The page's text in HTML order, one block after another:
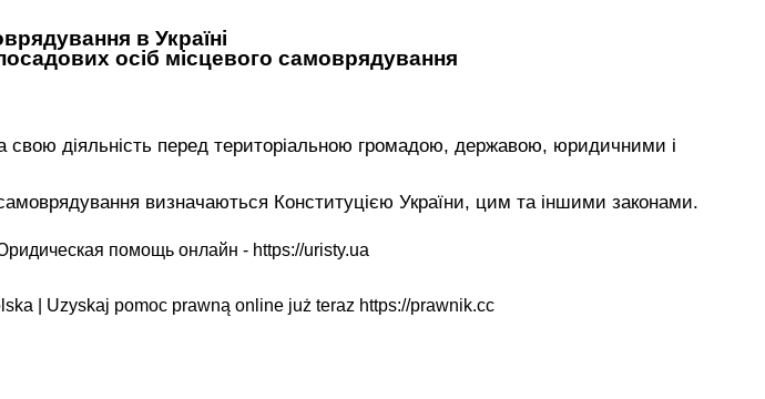
в Україні
осіб місцевого самоврядування
свою діяльність перед територіальною громадою, державою, юридичними і
визначаються Конституцією України, цим та іншими законами.
помощь онлайн - https://uristy.ua
| Uzyskaj pomoc prawną online już teraz https://prawnik.cc